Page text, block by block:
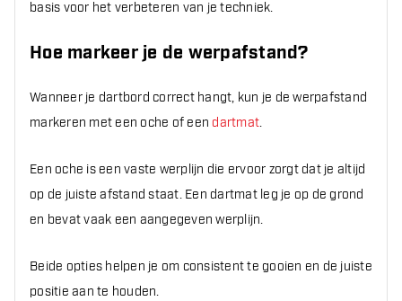
basis voor het verbeteren van je techniek.
Hoe markeer je de werpafstand?
Wanneer je dartbord correct hangt, kun je de werpafstand
markeren met een oche of een dartmat.
Een oche is een vaste werplijn die ervoor zorgt dat je altijd
op de juiste afstand staat. Een dartmat leg je op de grond
en bevat vaak een aangegeven werplijn.
Beide opties helpen je om consistent te gooien en de juiste
positie aan te houden.